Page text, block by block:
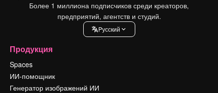
Более 1 миллиона подписчиков среди креаторов,
предприятий, агентств и студий.
Pусский
Продукция
Spaces
ИИ-помощник
Генератор изображений ИИ